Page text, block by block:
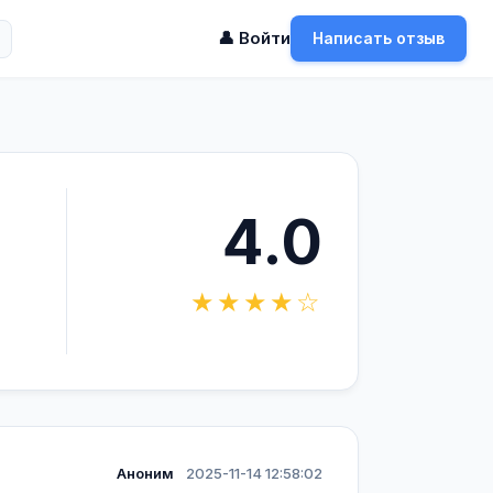
👤 Войти Написать отзыв
4.0
★★★★☆
Аноним
2025-11-14 12:58:02